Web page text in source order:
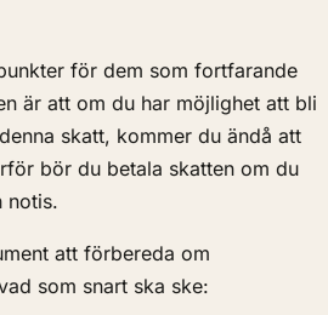
för dem som fortfarande
är att om du har möjlighet att bli
skatt, kommer du ändå att
bör du betala skatten om du
notis.
att förbereda om
som snart ska ske: